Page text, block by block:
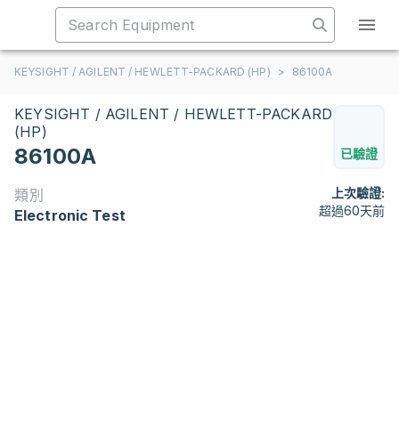
KEYSIGHT / AGILENT / HEWLETT-PACKARD (HP) > 86100A
KEYSIGHT / AGILENT / HEWLETT-PACKARD
(HP)
86100A 已驗證
類別
Electronic Test
上次驗證:
超過60天前